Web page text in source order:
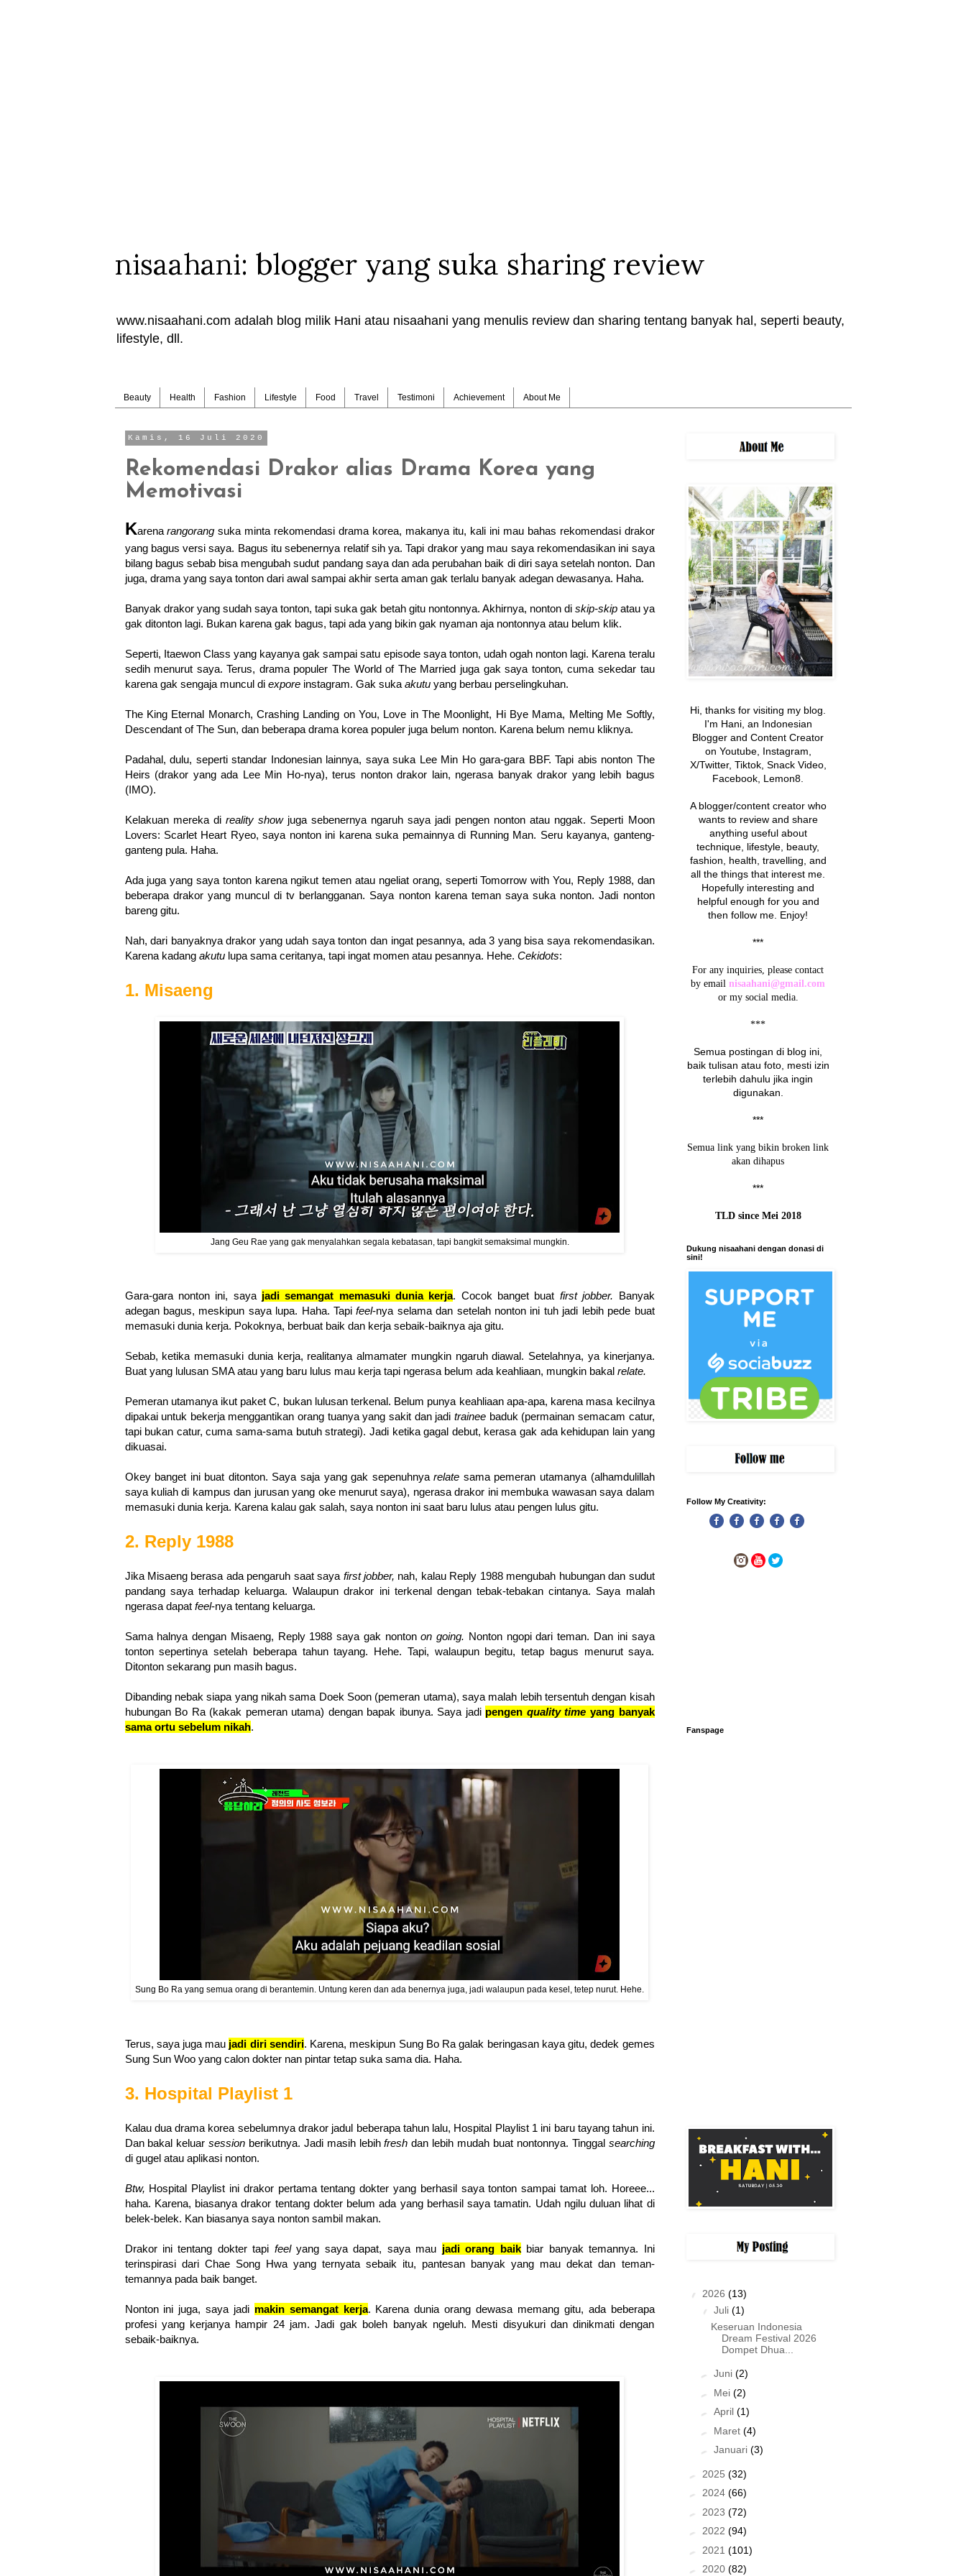
nisaahani: blogger yang suka sharing review
www.nisaahani.com adalah blog milik Hani atau nisaahani yang menulis review dan sharing tentang banyak hal, seperti beauty,
lifestyle, dll.
Beauty Health Fashion Lifestyle Food Travel Testimoni Achievement About Me
Kamis, 16 Juli 2020
Rekomendasi Drakor alias Drama Korea yang
Memotivasi
Karenarangorang suka minta rekomendasi drama korea, makanya itu, kali ini mau bahas rekomendasi drakor
yang bagus versi saya. Bagus itu sebenernya relatif sih ya. Tapi drakor yang mau saya rekomendasikan ini saya
bilang bagus sebab bisa mengubah sudut pandang saya dan ada perubahan baik di diri saya setelah nonton. Dan
juga, drama yang saya tonton dari awal sampai akhir serta aman gak terlalu banyak adegan dewasanya. Haha.
Banyak drakor yang sudah saya tonton, tapi suka gak betah gitu nontonnya. Akhirnya, nonton di skip-skip atau ya
gak ditonton lagi. Bukan karena gak bagus, tapi ada yang bikin gak nyaman aja nontonnya atau belum klik.
Seperti, Itaewon Class yang kayanya gak sampai satu episode saya tonton, udah ogah nonton lagi. Karena teralu
sedih menurut saya. Terus, drama populer The World of The Married juga gak saya tonton,cuma sekedar tau
karena gak sengaja muncul di expore instagram. Gak suka akutu yang berbau perselingkuhan.
The King Eternal Monarch, Crashing Landing on You, Love in The Moonlight, Hi Bye Mama, Melting Me Softly,
Descendant of The Sun, dan beberapa drama korea populer juga belum nonton. Karena belum nemu kliknya.
Padahal, dulu, seperti standar Indonesian lainnya, saya suka Lee Min Ho gara-gara BBF. Tapi abis nonton The
Heirs (drakor yang ada Lee Min Ho-nya), terus nonton drakor lain, ngerasa banyak drakor yang lebih bagus
(IMO).
Kelakuan mereka di reality show juga sebenernya ngaruh saya jadi pengen nonton atau nggak. Seperti Moon
Lovers: Scarlet Heart Ryeo, saya nonton ini karena suka pemainnya di Running Man. Seru kayanya, ganteng-
ganteng pula. Haha.
Ada juga yang saya tonton karena ngikut temen atau ngeliat orang, sepertiTomorrow with You, Reply 1988, dan
beberapa drakor yang muncul di tv berlangganan. Saya nonton karena teman saya suka nonton. Jadi nonton
bareng gitu.
Nah, dari banyaknya drakor yang udah saya tonton dan ingat pesannya, ada 3 yang bisa saya rekomendasikan.
Karena kadang akutu lupa sama ceritanya, tapi ingat momen atau pesannya. Hehe. Cekidots:
1. Misaeng
Jang Geu Rae yang gak menyalahkan segala kebatasan, tapi bangkit semaksimal mungkin.
Gara-gara nonton ini, saya jadi semangat memasuki dunia kerja. Cocok banget buat first jobber.
Banyak
adegan bagus, meskipun saya lupa. Haha. Tapifeel-nya selama dan setelah nonton ini tuh jadi lebih pede buat
memasuki dunia kerja. Pokoknya, berbuat baik dan kerja sebaik-baiknya aja gitu.
Sebab, ketika memasuki dunia kerja, realitanya almamater mungkin ngaruh diawal. Setelahnya, ya kinerjanya.
Buat yang lulusan SMA atau yang baru lulus mau kerja tapi ngerasa belum ada keahliaan, mungkin bakal relate.
Pemeran utamanya ikut paket C, bukan lulusan terkenal. Belum punya keahliaan apa-apa, karena masa kecilnya
dipakai untuk bekerja menggantikan orang tuanya yang sakit dan jadi trainee baduk (permainan semacam catur,
tapi bukan catur, cuma sama-sama butuh strategi). Jadi ketika gagal debut, kerasa gak ada kehidupan lain yang
dikuasai.
Okey banget ini buat ditonton. Saya saja yang gak sepenuhnyarelate sama pemeran utamanya (alhamdulillah
saya kuliah di kampus dan jurusan yang oke menurut saya), ngerasa drakor ini membuka wawasan saya dalam
memasuki dunia kerja. Karena kalau gak salah, saya nonton ini saat baru lulus atau pengen lulus gitu.
2. Reply 1988
Jika Misaeng berasa ada pengaruh saat saya first jobber, nah, kalau Reply 1988 mengubah hubungan dan sudut
pandang saya terhadap keluarga. Walaupun drakor ini terkenal dengan tebak-tebakan cintanya. Saya malah
ngerasa dapat feel-nya tentang keluarga.
Sama halnya dengan Misaeng, Reply 1988 saya gak nontonon going. Nonton ngopi dari teman. Dan ini saya
tonton sepertinya setelah beberapa tahun tayang. Hehe. Tapi, walaupun begitu, tetap bagus menurut saya.
Ditonton sekarang pun masih bagus.
Dibanding nebak siapa yang nikah sama Doek Soon (pemeran utama), saya malah lebih tersentuh dengan kisah
hubungan Bo Ra (kakak pemeran utama) dengan bapak ibunya. Saya jadi pengen quality time yang banyak
sama ortu sebelum nikah.
Sung Bo Ra yang semua orang di berantemin. Untung keren dan ada benernya juga, jadi walaupun pada kesel, tetep nurut. Hehe.
Terus, saya juga mau jadi diri sendiri. Karena, meskipun Sung Bo Ra galak beringasan kaya gitu, dedek gemes
Sung Sun Woo yang calon dokter nan pintar tetap suka sama dia. Haha.
3. Hospital Playlist 1
Kalau dua drama korea sebelumnya drakor jadul beberapa tahun lalu, Hospital Playlist 1 ini baru tayang tahun ini.
Dan bakal keluarsession berikutnya. Jadi masih lebihfresh dan lebih mudah buat nontonnya. Tinggal searching
di gugel atau aplikasi nonton.
Btw, Hospital Playlist ini drakor pertama tentang dokter yang berhasil saya tonton sampai tamat loh. Horeee...
haha. Karena, biasanya drakor tentang dokter belum ada yang berhasil saya tamatin. Udah ngilu duluan lihat di
belek-belek. Kan biasanya saya nonton sambil makan.
Drakor ini tentang dokter tapi feelyang saya dapat, saya mau jadi orang baikbiar banyak temannya. Ini
terinspirasi dari Chae Song Hwa yang ternyata sebaik itu, pantesan banyak yang mau dekat dan teman-
temannya pada baik banget.
Nonton ini juga, saya jadi makin semangat kerja. Karena dunia orang dewasa memang gitu, ada beberapa
profesi yang kerjanya hampir 24 jam. Jadi gak boleh banyak ngeluh. Mesti disyukuri dan dinikmati dengan
sebaik-baiknya.
Hi, thanks for visiting my blog.
I'm Hani, an Indonesian
Blogger and Content Creator
on Youtube, Instagram,
X/Twitter, Tiktok, Snack Video,
Facebook, Lemon8.
A blogger/content creator who
wants to review and share
anything useful about
technique, lifestyle, beauty,
fashion, health, travelling, and
all the things that interest me.
Hopefully interesting and
helpful enough for you and
then follow me. Enjoy!
***
For any inquiries, please contact
by email nisaahani@gmail.com
or my social media.
***
Semua postingan di blog ini,
baik tulisan atau foto, mesti izin
terlebih dahulu jika ingin
digunakan.
***
Semua link yang bikin broken link
akan dihapus
***
TLD since Mei 2018
Dukung nisaahani dengan donasi di
sini!
Follow My Creativity:
Fanspage
▼ 2026 (13)
▼Juli(1)
Keseruan Indonesia
Dream Festival 2026
Dompet Dhua...
►Juni(2)
► Mei(2)
►April(1)
► Maret(4)
►Januari(3)
► 2025 (32)
► 2024 (66)
► 2023 (72)
► 2022 (94)
► 2021 (101)
► 2020 (82)